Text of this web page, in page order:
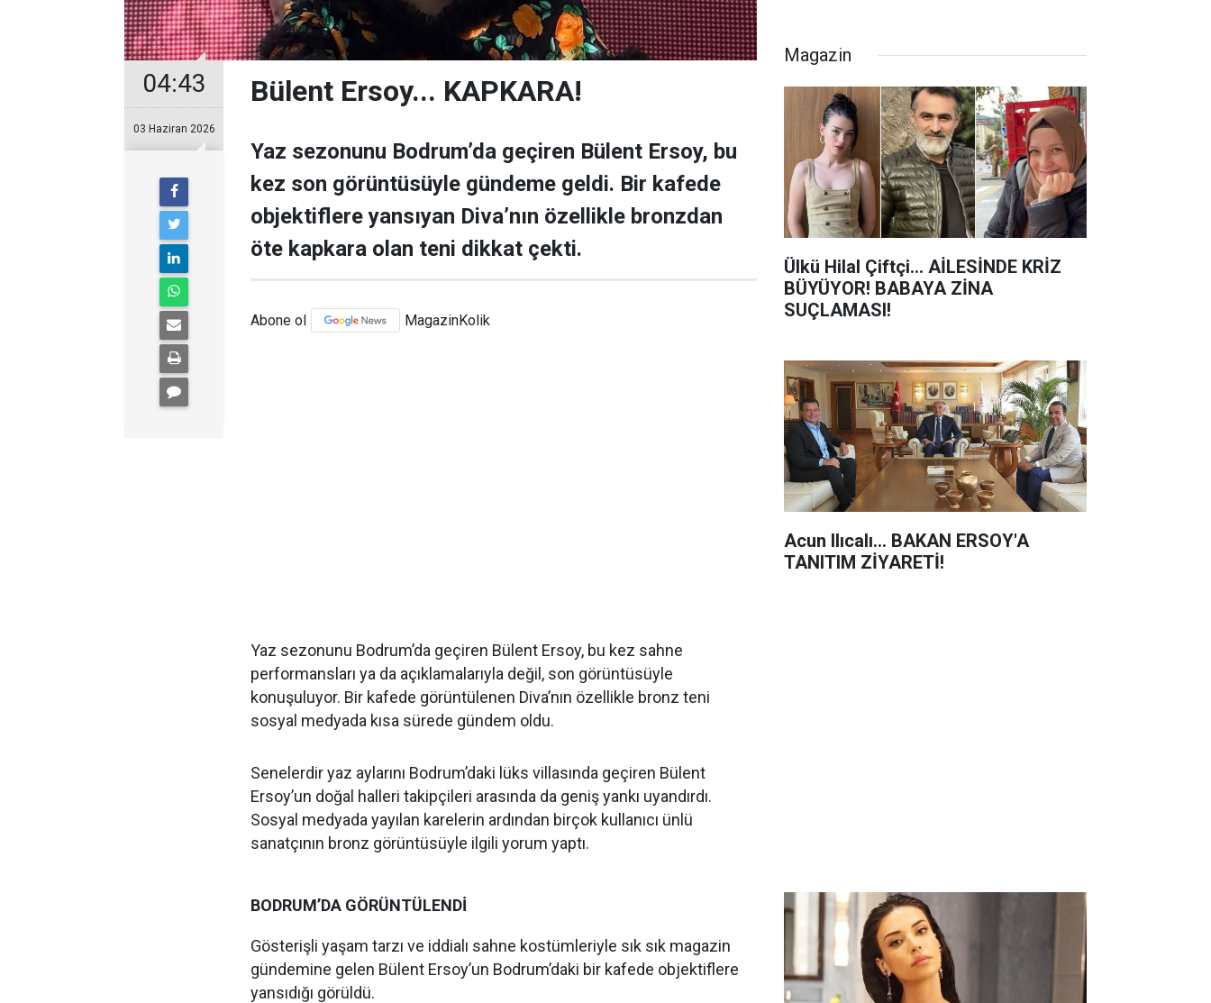
04:43
03 Haziran 2026
Bülent Ersoy... KAPKARA!
Yaz sezonunu Bodrum’da geçiren Bülent Ersoy, bu
kez son görüntüsüyle gündeme geldi. Bir kafede
objektiflere yansıyan Diva’nın özellikle bronzdan
öte kapkara olan teni dikkat çekti.
Abone ol MagazinKolik
Yaz sezonunu Bodrum’da geçiren Bülent Ersoy, bu kez sahne
performansları ya da açıklamalarıyla değil, son görüntüsüyle
konuşuluyor. Bir kafede görüntülenen Diva’nın özellikle bronz teni
sosyal medyada kısa sürede gündem oldu.
Senelerdir yaz aylarını Bodrum’daki lüks villasında geçiren Bülent
Ersoy’un doğal halleri takipçileri arasında da geniş yankı uyandırdı.
Sosyal medyada yayılan karelerin ardından birçok kullanıcı ünlü
sanatçının bronz görüntüsüyle ilgili yorum yaptı.
BODRUM’DA GÖRÜNTÜLENDİ
Gösterişli yaşam tarzı ve iddialı sahne kostümleriyle sık sık magazin
gündemine gelen Bülent Ersoy’un Bodrum’daki bir kafede objektiflere
yansıdığı görüldü.
Magazin
Ülkü Hilal Çiftçi… AİLESİNDE KRİZ
BÜYÜYOR! BABAYA ZİNA
SUÇLAMASI!
Acun Ilıcalı... BAKAN ERSOY'A
TANITIM ZİYARETİ!